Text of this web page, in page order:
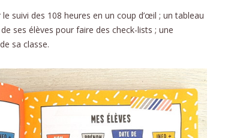
suivi des 108 heures en un coup d’œil ; un tableau
ses élèves pour faire des check-lists ; une
sa classe.